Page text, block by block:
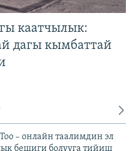
каатчылык:
дагы кымбаттай
– онлайн таалимдин эл
бешиги болууга тийиш